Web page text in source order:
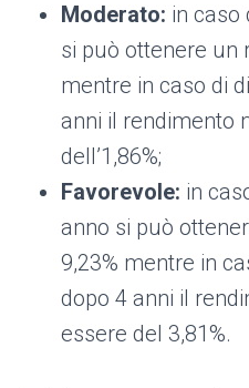
Moderato: in caso
si può ottenere un
mentre in caso di
anni il rendimento
dell’1,86%;
Favorevole: in
anno si può
9,23% mentre in
dopo 4 anni il
essere del 3,81%.